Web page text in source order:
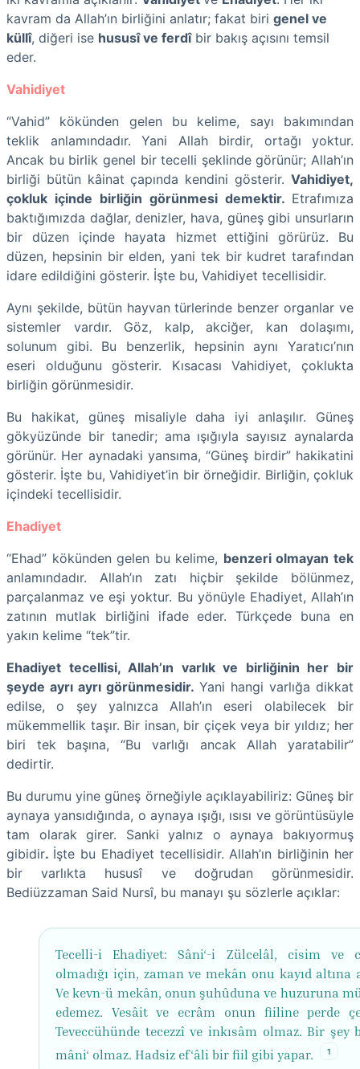
kavram da Allah’ın birliğini anlatır; fakat biri genel ve
küllî, diğeri ise hususî ve ferdîbir bakış açısını temsil
eder.
Vahidiyet
“Vahid” kökünden gelen bu kelime, sayı bakımından
teklik anlamındadır. Yani Allah birdir, ortağı yoktur.
Ancak bu birlik genel bir tecelli şeklinde görünür; Allah’ın
birliği bütün kâinat çapında kendini gösterir. Vahidiyet,
çokluk içinde birliğin görünmesi demektir. Etrafımıza
baktığımızda dağlar, denizler, hava, güneş gibi unsurların
bir düzen içinde hayata hizmet ettiğini görürüz. Bu
düzen, hepsinin bir elden, yani tek bir kudret tarafından
idare edildiğini gösterir. İşte bu, Vahidiyet tecellisidir.
Aynı şekilde, bütün hayvan türlerinde benzer organlar ve
sistemler vardır. Göz, kalp, akciğer, kan dolaşımı,
solunum gibi. Bu benzerlik, hepsinin aynı Yaratıcı’nın
eseri olduğunu gösterir. Kısacası Vahidiyet, çoklukta
birliğin görünmesidir.
Bu hakikat, güneş misaliyle daha iyi anlaşılır. Güneş
gökyüzünde bir tanedir; ama ışığıyla sayısız aynalarda
görünür. Her aynadaki yansıma, “Güneş birdir” hakikatini
gösterir. İşte bu, Vahidiyet’in bir örneğidir. Birliğin, çokluk
içindeki tecellisidir.
Ehadiyet
“Ehad” kökünden gelen bu kelime, benzeri olmayan tek
anlamındadır. Allah’ın zatı hiçbir şekilde bölünmez,
parçalanmaz ve eşi yoktur. Bu yönüyle Ehadiyet, Allah’ın
zatının mutlak birliğini ifade eder. Türkçede buna en
yakın kelime “tek”tir.
Ehadiyet tecellisi, Allah’ın varlık ve birliğinin her bir
şeyde ayrı ayrı görünmesidir. Yani hangi varlığa dikkat
edilse, o şey yalnızca Allah’ın eseri olabilecek bir
mükemmellik taşır. Bir insan, bir çiçek veya bir yıldız; her
biri tek başına, “Bu varlığı ancak Allah yaratabilir”
dedirtir.
Bu durumu yine güneş örneğiyle açıklayabiliriz: Güneş bir
aynaya yansıdığında, o aynaya ışığı, ısısı ve görüntüsüyle
tam olarak girer. Sanki yalnız o aynaya bakıyormuş
gibidir. İşte bu Ehadiyet tecellisidir. Allah’ın birliğinin her
bir varlıkta hususî ve doğrudan görünmesidir.
Bediüzzaman Said Nursî, bu manayı şu sözlerle açıklar:
Tecelli-i Ehadiyet: Sâni‘-i Zülcelâl, cisim ve
olmadığı için, zaman ve mekân onu kayıd altına
Ve kevn-ü mekân, onun şuhûduna ve huzuruna
edemez. Vesâit ve ecrâm onun fiiline perde
Teveccühünde tecezzî ve inkısâm olmaz. Bir şey
mâni‘ olmaz. Hadsiz ef‘âli bir fiil gibi yapar.
1